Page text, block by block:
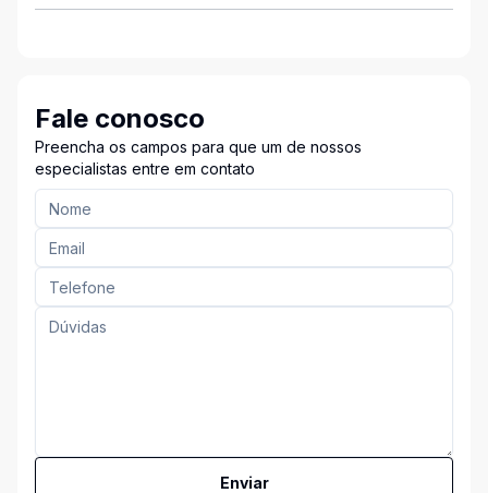
Fale conosco
Preencha os campos para que um de nossos
especialistas entre em contato
Enviar